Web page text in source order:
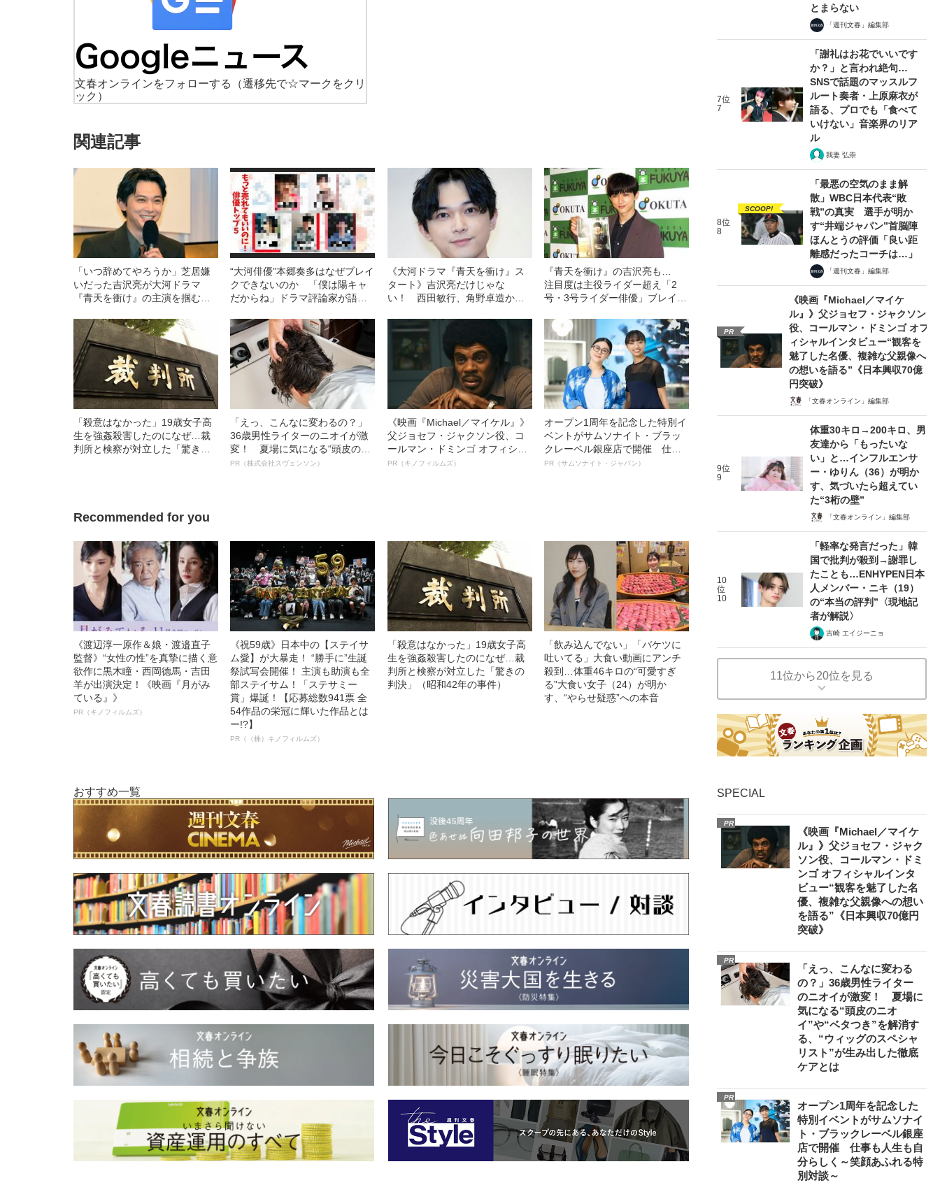
文春オンラインをフォローする
（遷移先で☆マークをクリ
ック）
関連記事
「いつ辞めてやろうか」芝居嫌
いだった吉沢亮が大河ドラマ
『青天を衝け』の主演を掴むま
“大河俳優”本郷奏多はなぜブレイ
クできないのか 「僕は陽キャ
だからね」ドラマ評論家が語る
《大河ドラマ『青天を衝け』ス
タート》吉沢亮だけじゃな
い！ 西田敏行、角野卓造から
た役者たち
『青天を衝け』の吉沢亮も…
注目度は主役ライダー超え「2
号・3号ライダー俳優」ブレイク
「殺意はなかった」19歳女子高
生を強姦殺害したのになぜ…裁
判所と検察が対立した「驚きの
「えっ、こんなに変わるの？」
36歳男性ライターのニオイが激
変！ 夏場に気になる“頭皮のニ
オイ”や“ベタつき”を解消す
PR（株式会社スヴェンソン）
《映画『Michael／マイケル』》
父ジョセフ・ジャクソン役、コ
ールマン・ドミンゴ オフィシャ
ルインタビュー“観客を魅了した
PR（キノフィルムズ）
オープン1周年を記念した特別イ
ベントがサムソナイト・ブラッ
クレーベル銀座店で開催 仕事
も人生も自分らしく～笑顔あふ
PR（サムソナイト・ジャパン）
Recommended for you
《渡辺淳一原作＆娘・渡邉直子
監督》“女性の性”を真摯に描く意
欲作に黒木瞳・西岡德馬・吉田
羊が出演決定！《映画『月がみ
ている』》
PR（キノフィルムズ）
《祝59歳》日本中の【ステイサ
ム愛】が大暴走！ “勝手に”生誕
祭試写会開催！ 主演も助演も全
部ステイサム！「ステサミー
賞」爆誕！【応募総数941票 全
54作品の栄冠に輝いた作品とは
ー!?】
PR（（株）キノフィルムズ）
「殺意はなかった」19歳女子高
生を強姦殺害したのになぜ…裁
判所と検察が対立した「驚きの
判決」（昭和42年の事件）
「飲み込んでない」「バケツに
吐いてる」大食い動画にアンチ
殺到…体重46キロの“可愛すぎ
る”大食い女子（24）が明か
す、“やらせ疑惑”への本音
おすすめ一覧
とまらない
「週刊文春」編集部
7位
7
「謝礼はお花でいいです
か？」と言われ絶句…
SNSで話題のマッスルフ
ルート奏者・上原麻衣が
語る、プロでも「食べて
いけない」音楽界のリア
ル
我妻 弘崇
8位
8
SCOOP!
「最悪の空気のまま解
散」WBC日本代表“敗
戦”の真実 選手が明か
す“井端ジャパン”首脳陣
ほんとうの評価「良い距
離感だったコーチは…」
「週刊文春」編集部
PR
《映画『Michael／マイケ
ル』》父ジョセフ・ジャクソン
役、コールマン・ドミンゴ オフ
ィシャルインタビュー“観客を
魅了した名優、複雑な父親像へ
の想いを語る”《日本興収70億
円突破》
「文春オンライン」編集部
9位
9
体重30キロ→200キロ、男
友達から「もったいな
い」と…インフルエンサ
ー・ゆりん（36）が明か
す、気づいたら超えてい
た“3桁の壁”
「文春オンライン」編集部
10
位
10
「軽率な発言だった」韓
国で批判が殺到→謝罪し
たことも…ENHYPEN日本
人メンバー・ニキ（19）
の“本当の評判”〈現地記
者が解説〉
吉崎 エイジーニョ
11位から20位を見る
SPECIAL
PR
《映画『Michael／マイケ
ル』》父ジョセフ・ジャク
ソン役、コールマン・ドミ
ンゴ オフィシャルインタ
ビュー“観客を魅了した名
優、複雑な父親像への想い
を語る”《日本興収70億円
突破》
PR
「えっ、こんなに変わる
の？」36歳男性ライター
のニオイが激変！ 夏場に
気になる“頭皮のニオ
イ”や“ベタつき”を解消す
る、“ウィッグのスペシャ
リスト”が生み出した徹底
ケアとは
PR
オープン1周年を記念した
特別イベントがサムソナイ
ト・ブラックレーベル銀座
店で開催 仕事も人生も自
分らしく～笑顔あふれる特
別対談～